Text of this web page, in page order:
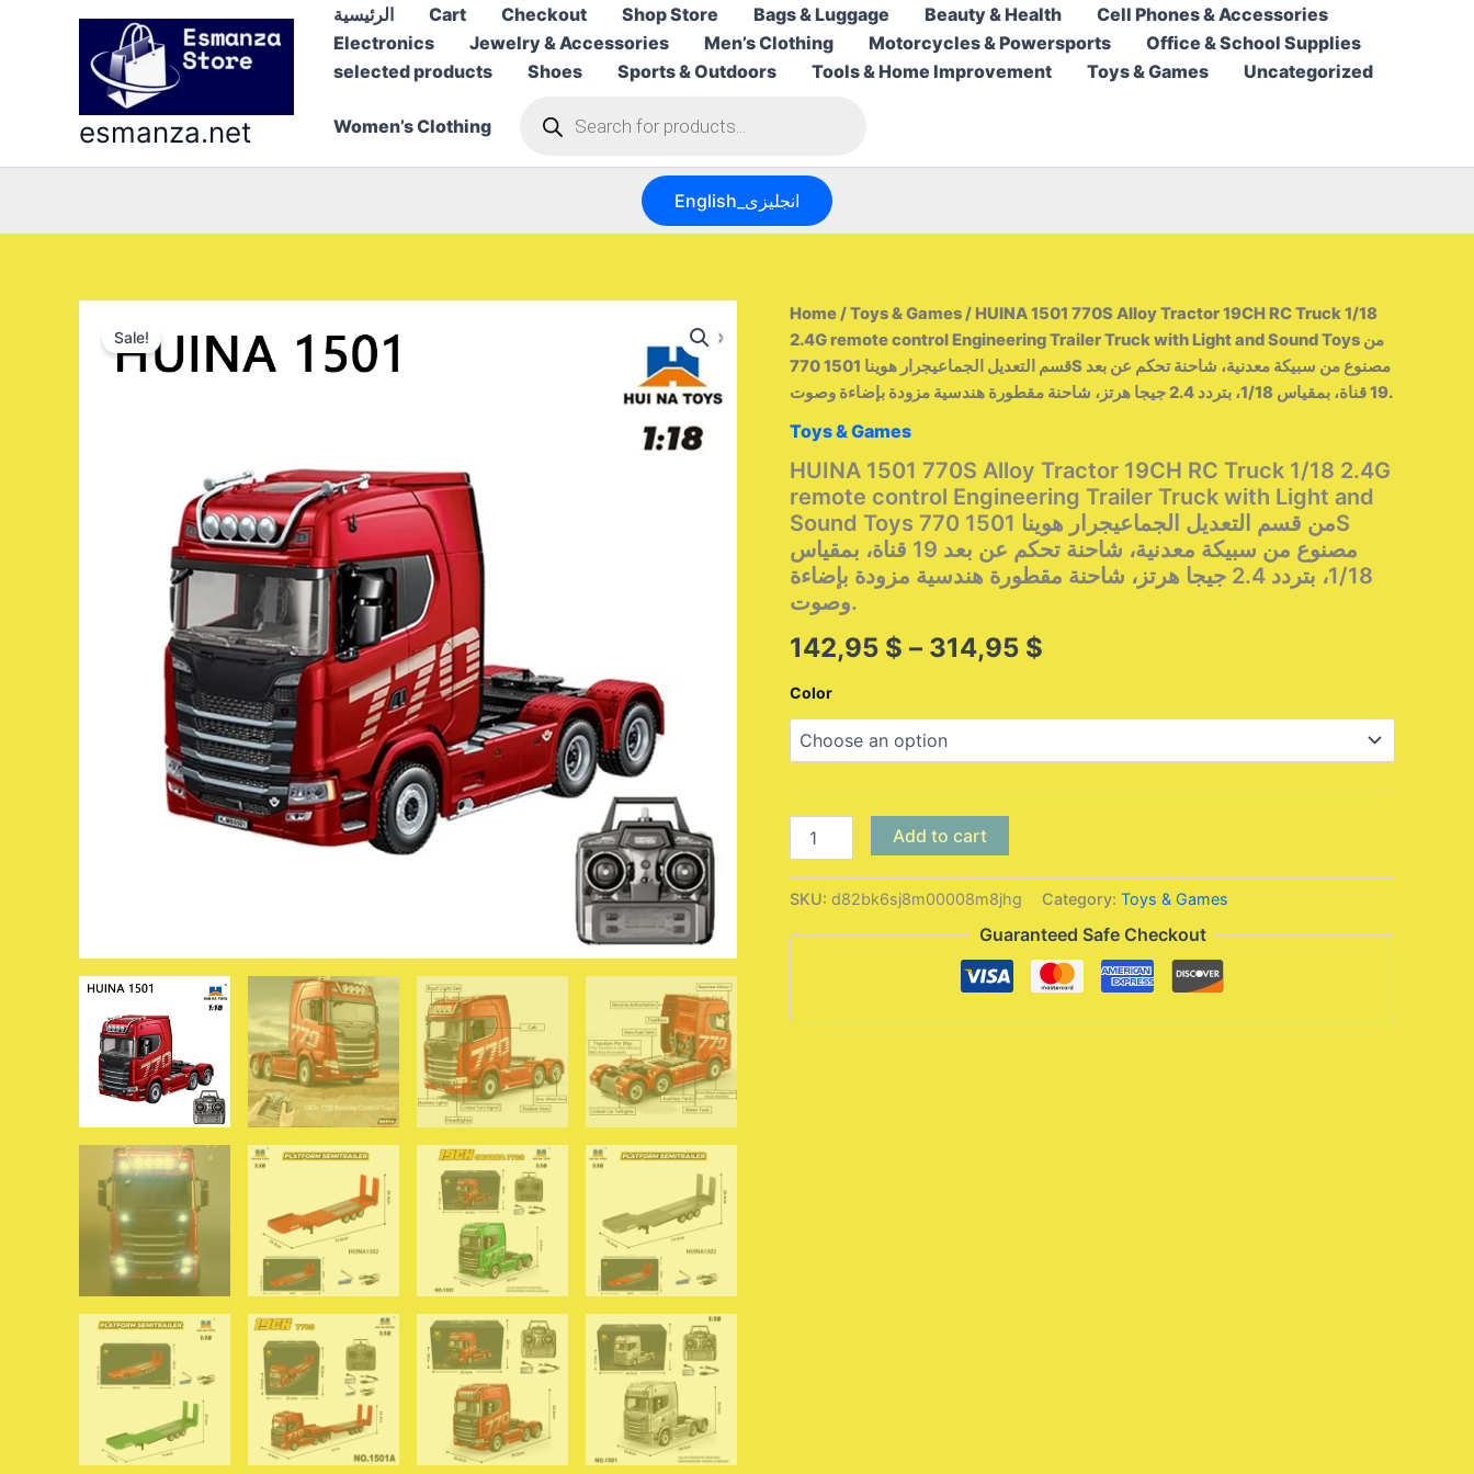
esmanza.net
الرئيسية Cart Checkout Shop Store Bags & Luggage Beauty & Health
Cell Phones & Accessories
Electronics
Jewelry & Accessories Men’s Clothing Motorcycles & Powersports
Office & School Supplies
selected products
Shoes Sports & Outdoors Tools & Home Improvement Toys & Games Uncategorized
Women’s Clothing
search
English_انجليزى
Sale!
Home/Toys & Games/ HUINA 1501 770S Alloy Tractor 19CH RC Truck 1/18
2.4G remote control Engineering Trailer Truck with Light and Sound Toys من
قسم التعديل الجماعيجرار هوينا 1501 770S مصنوع من سبيكة معدنية، شاحنة تحكم عن بعد
19 قناة، بمقياس 1/18، بتردد 2.4 جيجا هرتز، شاحنة مقطورة هندسية مزودة بإضاءة وصوت.
Toys & Games
HUINA 1501 770S Alloy Tractor 19CH RC Truck 1/18 2.4G
remote control Engineering Trailer Truck with Light and
Sound Toys من قسم التعديل الجماعيجرار هوينا 1501 770S
مصنوع من سبيكة معدنية، شاحنة تحكم عن بعد 19 قناة، بمقياس
1/18، بتردد 2.4 جيجا هرتز، شاحنة مقطورة هندسية مزودة بإضاءة
وصوت.
142,95 $ – 314,95 $
Color
1501
Alloy
19CH
2.4G
Add to cart
SKU: d82bk6sj8m00008m8jhg Category: Toys & Games
Guaranteed Safe Checkout
142,95 $
through
314,95 $